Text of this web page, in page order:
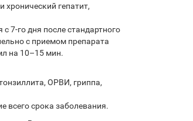
гепатит,
7-го дня после стандартного
с приемом препарата
на 10–15 мин.
ОРВИ, гриппа,
всего срока заболевания.